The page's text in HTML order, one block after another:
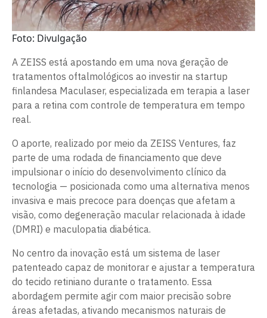
Foto: Divulgação
A ZEISS está apostando em uma nova geração de
tratamentos oftalmológicos ao investir na startup
finlandesa Maculaser, especializada em terapia a laser
para a retina com controle de temperatura em tempo
real.
O aporte, realizado por meio da ZEISS Ventures, faz
parte de uma rodada de financiamento que deve
impulsionar o início do desenvolvimento clínico da
tecnologia — posicionada como uma alternativa menos
invasiva e mais precoce para doenças que afetam a
visão, como degeneração macular relacionada à idade
(DMRI) e maculopatia diabética.
No centro da inovação está um sistema de laser
patenteado capaz de monitorar e ajustar a temperatura
do tecido retiniano durante o tratamento. Essa
abordagem permite agir com maior precisão sobre
áreas afetadas, ativando mecanismos naturais de